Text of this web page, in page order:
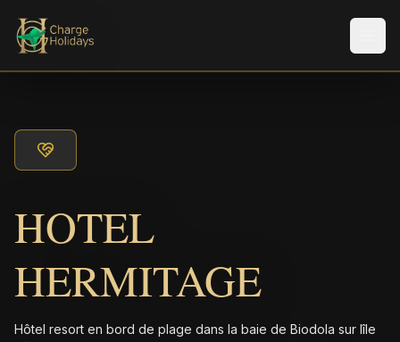
HOTEL
HERMITAGE
Hôtel resort en bord de plage dans la baie de Biodola sur lîle